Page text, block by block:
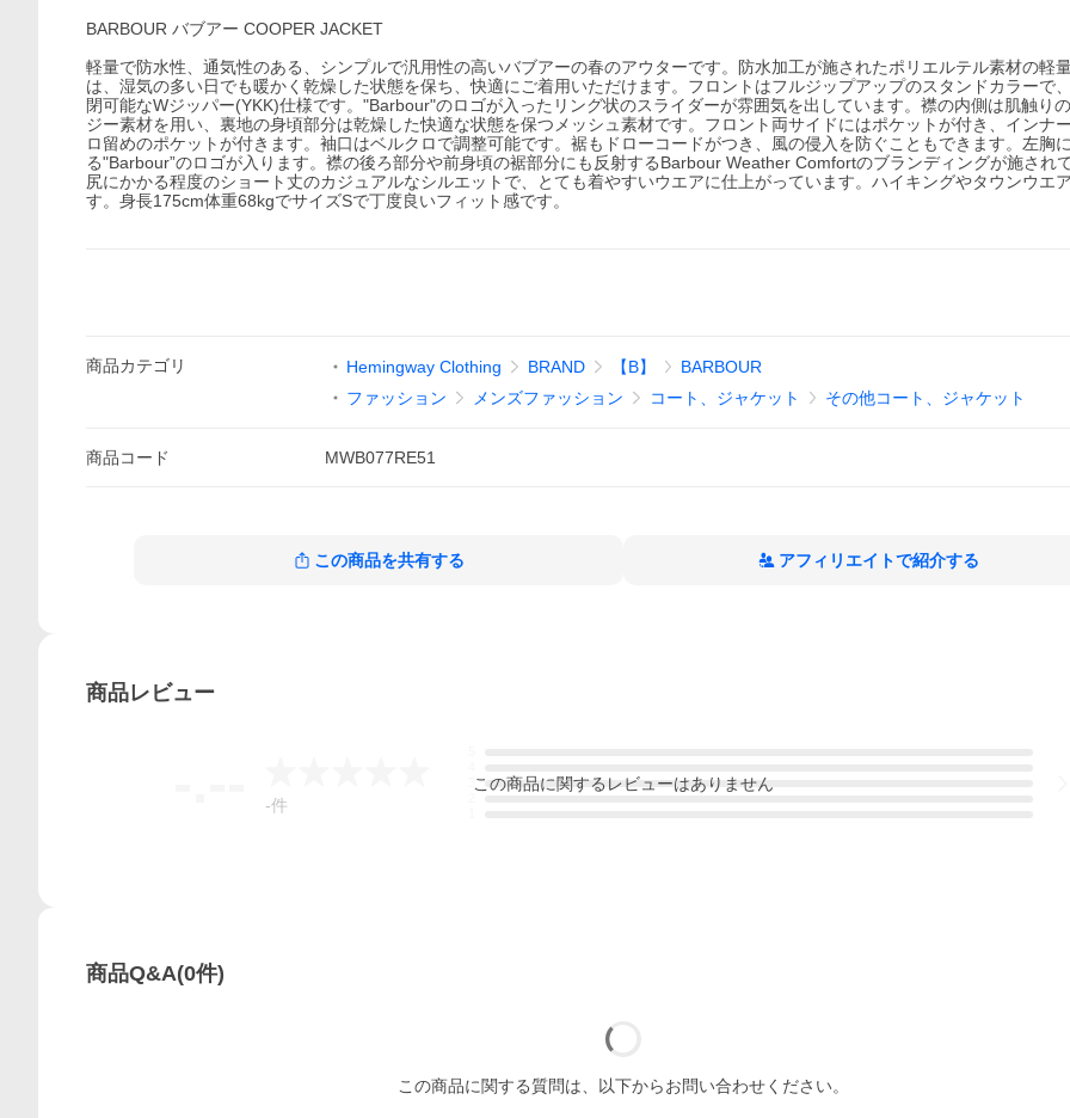
BARBOUR バブアー COOPER JACKET
軽量で防水性、通気性のある、シンプルで汎用性の高いバブアーの春のアウターです。防水加工が施されたポリエルテル素材の軽
は、湿気の多い日でも暖かく乾燥した状態を保ち、快適にご着用いただけます。フロントはフルジップアップのスタンドカラーで
閉可能なWジッパー(YKK)仕様です。"Barbour"のロゴが入ったリング状のスライダーが雰囲気を出しています。襟の内側は肌触り
ジー素材を用い、裏地の身頃部分は乾燥した快適な状態を保つメッシュ素材です。フロント両サイドにはポケットが付き、インナ
ロ留めのポケットが付きます。袖口はベルクロで調整可能です。裾もドローコードがつき、風の侵入を防ぐこともできます。左胸
る"Barbour”のロゴが入ります。襟の後ろ部分や前身頃の裾部分にも反射するBarbour Weather Comfortのブランディングが施され
尻にかかる程度のショート丈のカジュアルなシルエットで、とても着やすいウエアに仕上がっています。ハイキングやタウンウエ
す。身長175cm体重68kgでサイズSで丁度良いフィット感です。
商品カテゴリ Hemingway Clothing BRAND 【B】
BARBOUR
ファッション
メンズファッション コート、ジャケット その他コート、ジャケット
商品コード MWB077RE51
この商品を共有する アフィリエイトで紹介する
商品レビュー
-件
この商品に関するレビューはありません
商品Q&A(0件)
この商品に関する質問は、以下からお問い合わせください。